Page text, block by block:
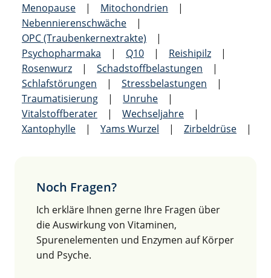
Menopause
| Mitochondrien
|
Nebennieren­schwäche
|
OPC (Traubenkern­extrakte)
|
Psychopharmaka
| Q10 | Reishipilz
|
Rosenwurz
| Schadstoff­belastungen
|
Schlafstörungen
| Stress­belastungen
|
Traumatisierung
| Unruhe
|
Vitalstoffberater
| Wechseljahre
|
Xantophylle
| Yams Wurzel | Zirbeldrüse |
Noch Fragen?
Ich erkläre Ihnen gerne Ihre Fragen über
die Auswirkung von Vitaminen,
Spurenelementen und Enzymen auf Körper
und Psyche.